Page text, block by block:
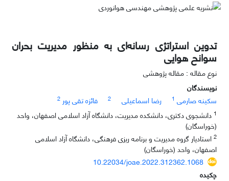
تدوین استراتژی رسانه‌ای به منظور مدیریت بحران
سوانح هوایی
نوع مقاله : مقاله پژوهشی
نویسندگان
سکینه صارمی 1 رضا اسماعیلی 2 فائزه تقی پور 2
1 دانشجوی دکتری، دانشکده مدیریت، دانشگاه آزاد اسلامی اصفهان، واحد
(خوراسگان)
2 استادیار گروه مدیریت و برنامه ریزی فرهنگی، دانشگاه آزاد اسلامی
اصفهان، واحد (خوراسگان)
10.22034/joae.2022.312362.1068
چکیده